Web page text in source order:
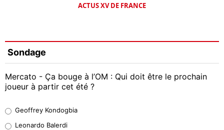
ACTUS XV DE FRANCE
Sondage
Mercato - Ça bouge à l’OM : Qui doit être le prochain
joueur à partir cet été ?
38%
Geoffrey Kondogbia
Leonardo Balerdi